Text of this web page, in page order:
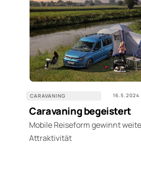
CARAVANING 16.5.2024
Caravaning begeistert
Mobile Reiseform gewinnt
Attraktivität